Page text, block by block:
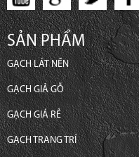
SẢN PHẨM
GẠCH LÁT NỀN
GẠCH GIẢ GỖ
GẠCH GIÁ RẺ
GẠCH TRANG TRÍ